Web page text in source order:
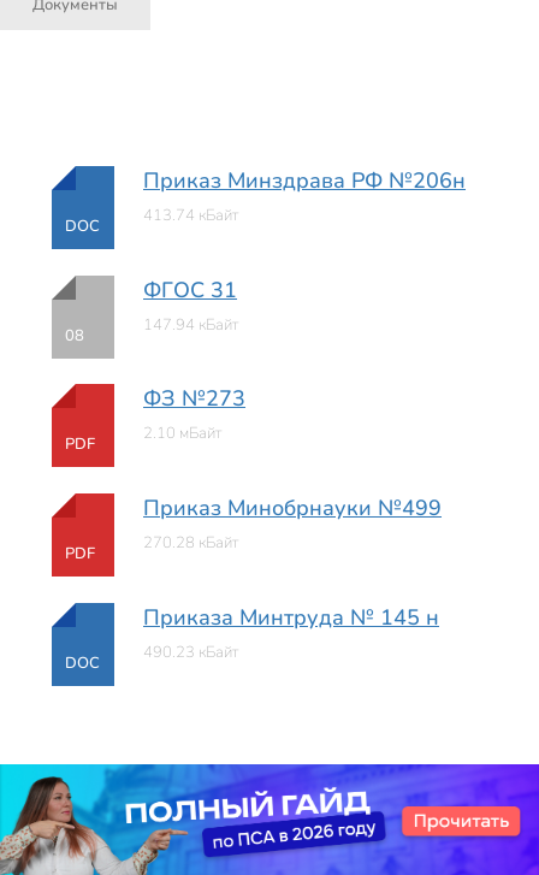
Документы
DOC
Приказ Минздрава РФ №206н
413.74 кБайт
08
ФГОС 31
147.94 кБайт
PDF
ФЗ №273
2.10 мБайт
PDF
Приказ Минобрнауки №499
270.28 кБайт
DOC
Приказа Минтруда № 145 н
490.23 кБайт